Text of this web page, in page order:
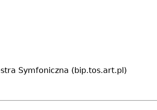
Symfoniczna (bip.tos.art.pl)